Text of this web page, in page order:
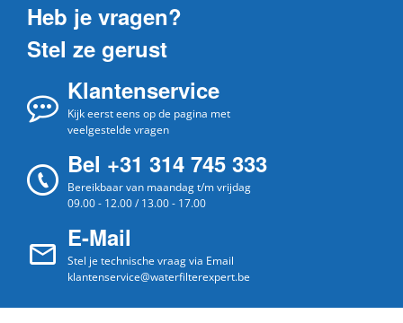
Heb je vragen?
Stel ze gerust
Klantenservice
Kijk eerst eens op de pagina met
veelgestelde vragen
Bel +31 314 745 333
Bereikbaar van maandag t/m vrijdag
09.00 - 12.00 / 13.00 - 17.00
E-Mail
Stel je technische vraag via Email
klantenservice@waterfilterexpert.be